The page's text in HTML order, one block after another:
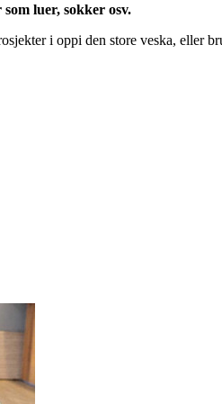
luer, sokker osv.
i oppi den store veska, eller